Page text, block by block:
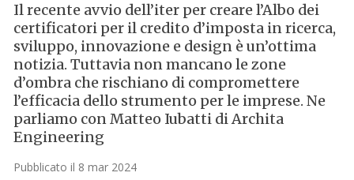
Il recente avvio dell’iter per creare l’Albo dei
certificatori per il credito d’imposta in ricerca,
sviluppo, innovazione e design è un’ottima
notizia. Tuttavia non mancano le zone
d’ombra che rischiano di compromettere
l’efficacia dello strumento per le imprese. Ne
parliamo con Matteo Iubatti di Archita
Engineering
Pubblicato il 8 mar 2024